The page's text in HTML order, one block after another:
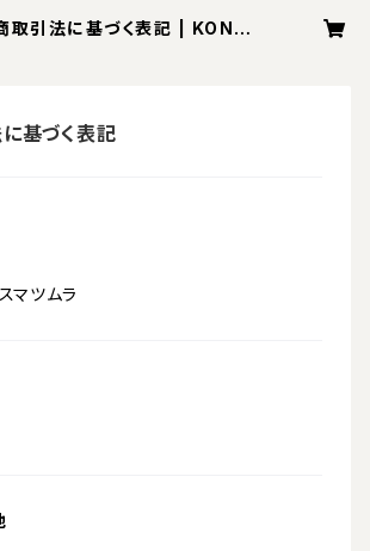
取引法に基づく表記 | KONO
基づく表記
マツムラ